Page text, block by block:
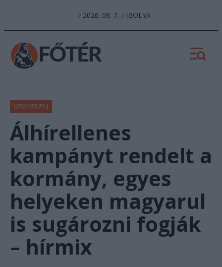
//2026. 08. 7. //IBOLYA
VEGYESEN
Álhírellenes
kampányt rendelt a
kormány, egyes
helyeken magyarul
is sugározni fogják
– hírmix